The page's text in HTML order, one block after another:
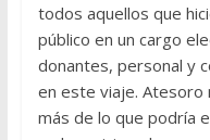
todos aquellos que
público en un cargo
donantes, personal y
en este viaje.
más de lo que podría